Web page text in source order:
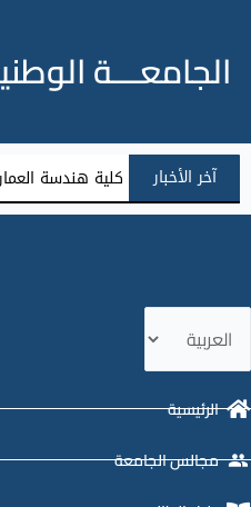
الجامعـــة
آخر الأخبار
كلية هندسة
زيارة علمية
لغة
الرئيسية
مجالس الجامعة